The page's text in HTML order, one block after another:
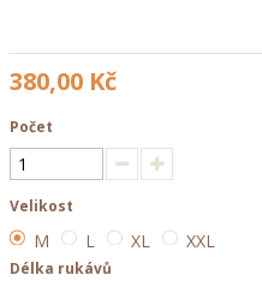
380,00 Kč
Počet
Velikost
M L XL XXL
Délka rukávů